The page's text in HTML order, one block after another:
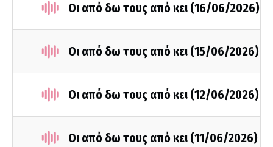
Οι από δω τους από κει (16/06/2026)
Οι από δω τους από κει (15/06/2026)
Οι από δω τους από κει (12/06/2026)
Οι από δω τους από κει (11/06/2026)